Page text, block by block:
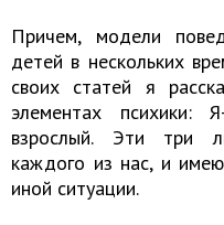
Причем, модели
детей в нескольких
своих статей я
элементах психики:
взрослый. Эти три
каждого из нас, и
иной ситуации.